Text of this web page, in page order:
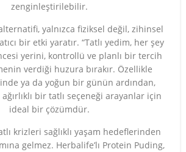
zenginleştirilebilir.
alternatifi, yalnızca fiziksel değil, zihinsel
bir etki yaratır. “Tatlı yedim, her şey
yerini, kontrollü ve planlı bir tercih
verdiği huzura bırakır. Özellikle
ya da yoğun bir günün ardından,
bir tatlı seçeneği arayanlar için
ideal bir çözümdür.
krizleri sağlıklı yaşam hedeflerinden
gelmez. Herbalife’lı Protein Puding,